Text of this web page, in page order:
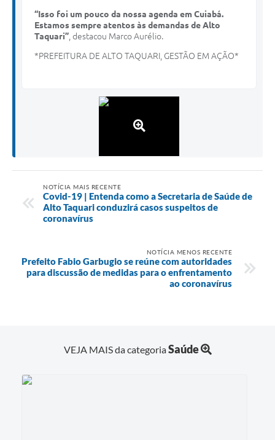
“Isso foi um pouco da nossa agenda em Cuiabá.
Estamos sempre atentos às demandas de Alto
Taquari” , destacou Marco Aurélio.
*PREFEITURA DE ALTO TAQUARI, GESTÃO EM AÇÃO*
NOTÍCIA MAIS RECENTE
Covid-19 | Entenda como a Secretaria de Saúde de
Alto Taquari conduzirá casos suspeitos de
coronavírus
NOTÍCIA MENOS RECENTE
Prefeito Fabio Garbugio se reúne com autoridades
para discussão de medidas para o enfrentamento
ao coronavírus
VEJA MAIS da categoriaSaúde